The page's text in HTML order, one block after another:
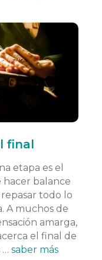
final
etapa es el
balance
todo lo
A muchos de
amarga,
el final de
… saber más